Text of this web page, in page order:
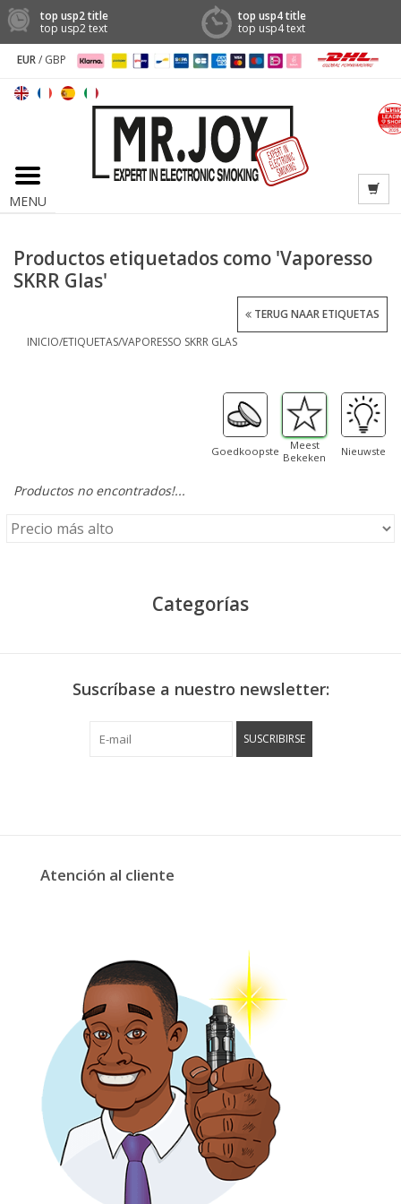
top usp2 title
top usp2 text
top usp4 title
top usp4 text
EUR/ GBP
MENU
Productos etiquetados como 'Vaporesso
SKRR Glas'
INICIO/ETIQUETAS/VAPORESSO SKRR GLAS
TERUG NAAR ETIQUETAS
Goedkoopste
Meest
Bekeken
Nieuwste
Productos no encontrados!...
Categorías
Suscríbase a nuestro newsletter:
SUSCRIBIRSE
Atención al cliente